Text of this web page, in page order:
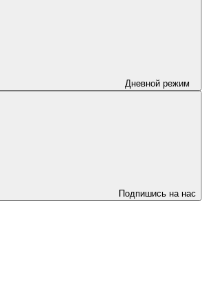
Дневной режим
Подпишись на нас